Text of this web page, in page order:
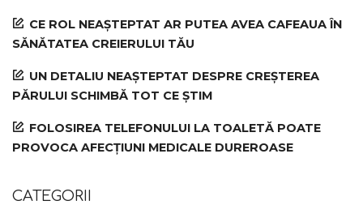
CE ROL NEAȘTEPTAT AR PUTEA AVEA CAFEAUA ÎN
SĂNĂTATEA CREIERULUI TĂU
UN DETALIU NEAȘTEPTAT DESPRE CREȘTEREA
PĂRULUI SCHIMBĂ TOT CE ȘTIM
FOLOSIREA TELEFONULUI LA TOALETĂ POATE
PROVOCA AFECȚIUNI MEDICALE DUREROASE
CATEGORII